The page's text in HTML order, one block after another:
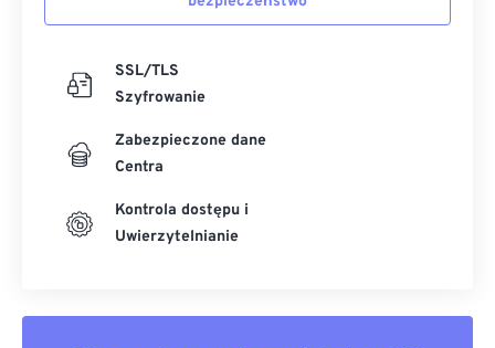
SSL/TLS
Szyfrowanie
Zabezpieczone dane
Centra
Kontrola dostępu i
Uwierzytelnianie